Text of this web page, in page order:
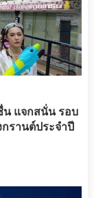
น แจกสนั่น รอบ
รานต์ประจำปี